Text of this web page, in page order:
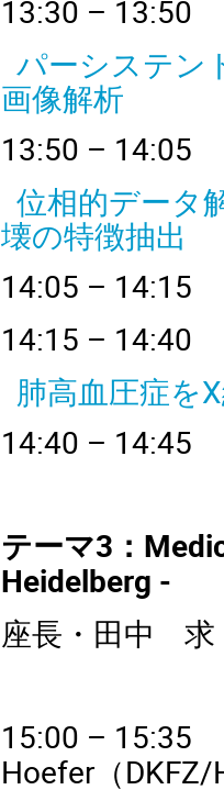
13:30 –
パーシステン
画像解析
13:50 –
位相的データ
壊の特徴抽出
14:05 –
14:15 –
肺高血圧症を
14:40 –
テーマ3 ：
Heidelberg -
座長・田中 求
15:00 –
Hoefer （